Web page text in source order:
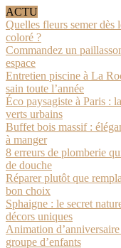
ACTU
Quelles fleurs semer dès
coloré ?
Commandez un
espace
Entretien piscine à La
sain toute l’année
Éco paysagiste à Paris :
verts urbains
Buffet bois massif :
à manger
8 erreurs de plomberie
de douche
Réparer plutôt que
bon choix
Sphaigne : le secret
décors uniques
Animation
groupe d’enfants